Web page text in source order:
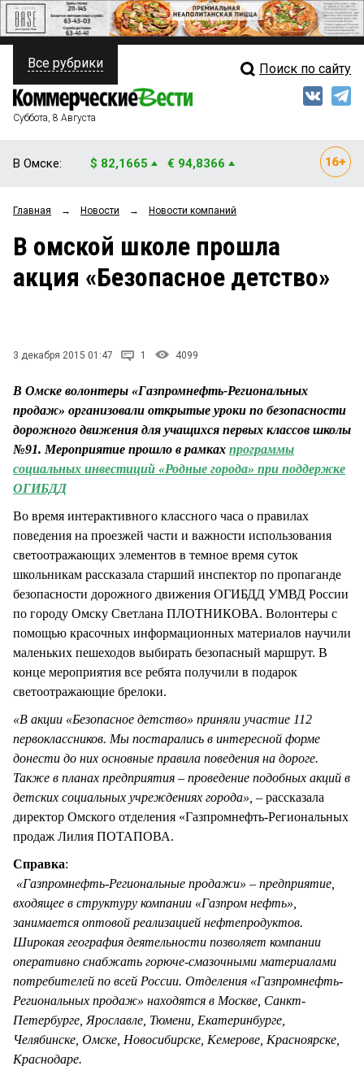
ПОЛИТИКА
ФИНАНСЫ
ОБЩЕСТВО
ЗАКОН
НОВОСТИ КОМПАНИЙ
СТИЛЬ ЖИЗНИ
Свежий выпуск
Мнения
Рейтинги
Блоги
Все рубрики Поиск по сайту
Суббота, 8 Августа
В Омске: $ 82,1665 € 94,8366
Главная → Новости → Новости компаний
В омской школе прошла
акция «Безопасное детство»
3 декабря 2015 01:47 1 4099
В Омске волонтеры «Газпромнефть-Региональных
продаж» организовали открытые уроки по безопасности
дорожного движения для учащихся первых классов школы
№91. Мероприятие прошло в рамках программы
социальных инвестиций «Родные города» при поддержке
ОГИБДД
Во время интерактивного классного часа о правилах
поведения на проезжей части и важности использования
светоотражающих элементов в темное время суток
школьникам рассказала старший инспектор по пропаганде
безопасности дорожного движения ОГИБДД УМВД России
по городу Омску Светлана ПЛОТНИКОВА. Волонтеры с
помощью красочных информационных материалов научили
маленьких пешеходов выбирать безопасный маршрут. В
конце мероприятия все ребята получили в подарок
светоотражающие брелоки.
«В акции «Безопасное детство» приняли участие 112
первоклассников. Мы постарались в интересной форме
донести до них основные правила поведения на дороге.
Также в планах предприятия – проведение подобных акций в
детских социальных учреждениях города», – рассказала
директор Омского отделения «Газпромнефть-Региональных
продаж Лилия ПОТАПОВА.
Справка:
«Газпромнефть-Региональные продажи» – предприятие,
входящее в структуру компании «Газпром нефть»,
занимается оптовой реализацией нефтепродуктов.
Широкая география деятельности позволяет компании
оперативно снабжать горюче-смазочными материалами
потребителей по всей России. Отделения «Газпромнефть-
Региональных продаж» находятся в Москве, Санкт-
Петербурге, Ярославле, Тюмени, Екатеринбурге,
Челябинске, Омске, Новосибирске, Кемерове, Красноярске,
Краснодаре.